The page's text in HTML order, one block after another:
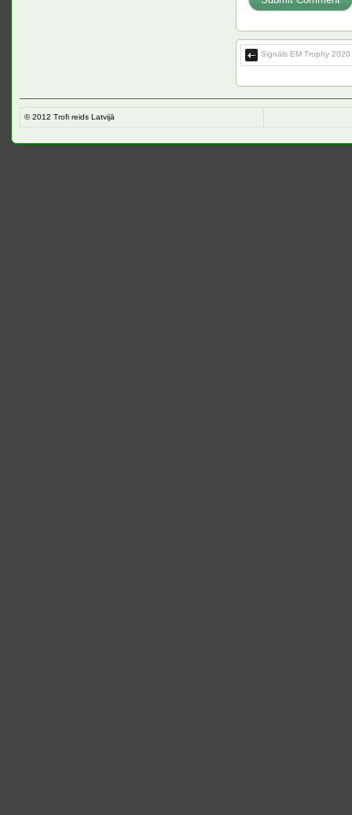
Signāls EM Trophy 2020
© 2012 Trofi reids Latvijā